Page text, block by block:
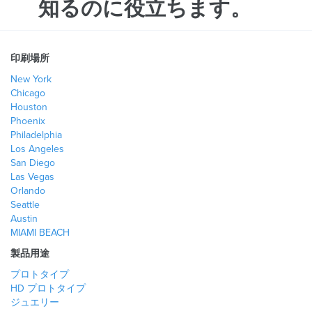
知るのに役立ちます。
印刷場所
New York
Chicago
Houston
Phoenix
Philadelphia
Los Angeles
San Diego
Las Vegas
Orlando
Seattle
Austin
MIAMI BEACH
製品用途
プロトタイプ
HD プロトタイプ
ジュエリー